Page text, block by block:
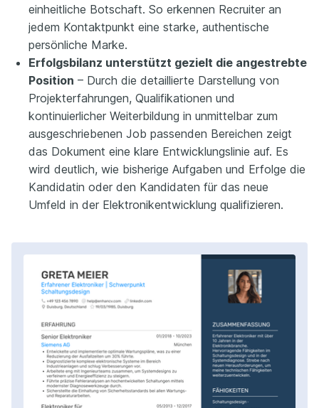
einheitliche Botschaft. So erkennen Recruiter an
jedem Kontaktpunkt eine starke, authentische
persönliche Marke.
Erfolgsbilanz unterstützt gezielt die angestrebte
Position – Durch die detaillierte Darstellung von
Projekterfahrungen, Qualifikationen und
kontinuierlicher Weiterbildung in unmittelbar zum
ausgeschriebenen Job passenden Bereichen zeigt
das Dokument eine klare Entwicklungslinie auf. Es
wird deutlich, wie bisherige Aufgaben und Erfolge die
Kandidatin oder den Kandidaten für das neue
Umfeld in der Elektronikentwicklung qualifizieren.